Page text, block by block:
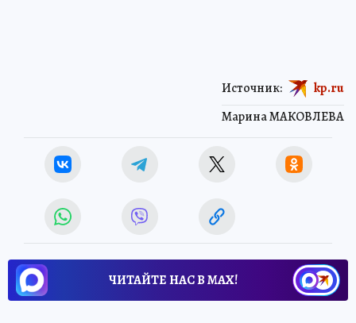
Марина МАКОВЛЕВА
Источник: kp.ru
ЧИТАЙТЕ НАС В МАХ!